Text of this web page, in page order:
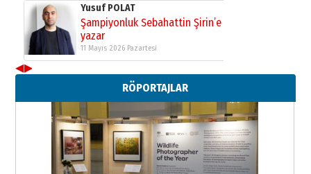
Yusuf POLAT
Şampiyonluk Sebahattin Şirin’e
yazar
11 Mayıs 2026 Pazartesi
Neşat YALÇIN
Paranın Aile Kültüründeki Yeri
03 Ağustos 2026 Pazartesi
Yıldırım Gündoğdu
HAVVA’NIN ÜÇ KIZI
09 Temmuz 2026 Perşembe
◀▶
RÖPORTAJLAR